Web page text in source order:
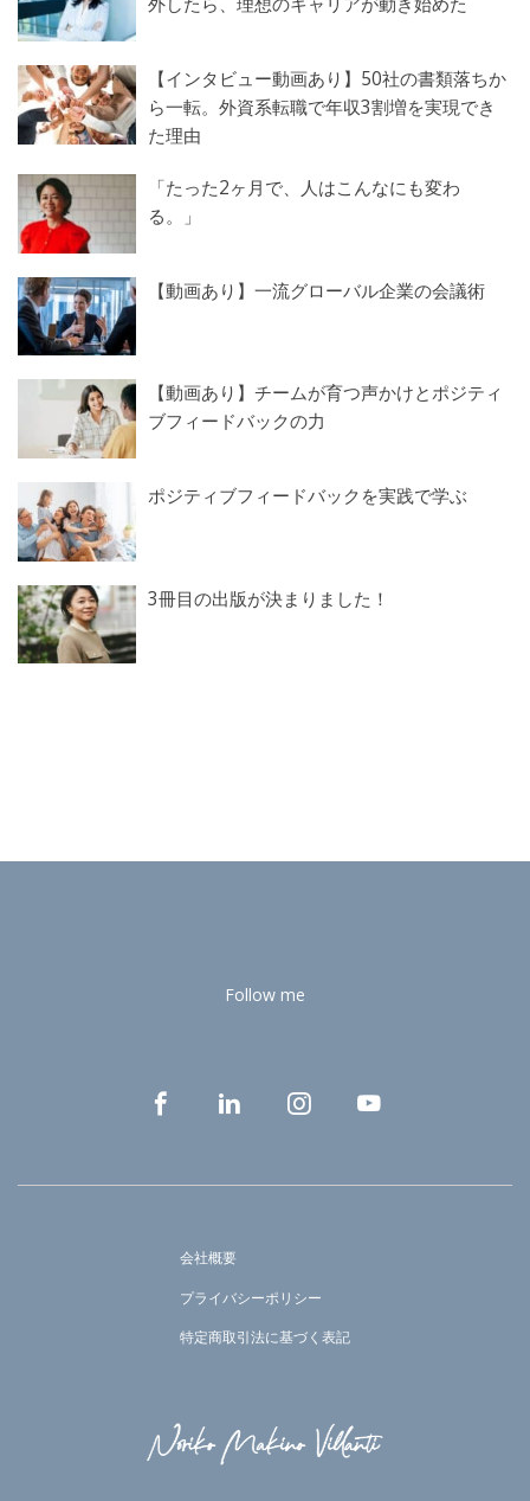
【インタビュー動画あり】50社の書類落ちか
ら一転。外資系転職で年収3割増を実現でき
た理由
「たった2ヶ月で、人はこんなにも変わ
る。」
【動画あり】一流グローバル企業の会議術
【動画あり】チームが育つ声かけとポジティ
ブフィードバックの力
ポジティブフィードバックを実践で学ぶ
3冊目の出版が決まりました！
Follow me
会社概要
プライバシーポリシー
特定商取引法に基づく表記